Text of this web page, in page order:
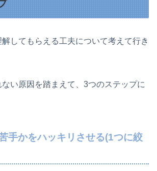
してもらえる工夫について考えて行き
い原因を踏まえて、3つのステップに
手かをハッキリさせる(1つに絞